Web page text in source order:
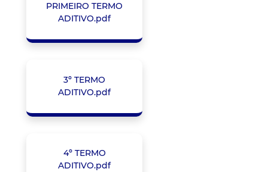
PRIMEIRO TERMO
ADITIVO.pdf
3º TERMO
ADITIVO.pdf
4º TERMO
ADITIVO.pdf